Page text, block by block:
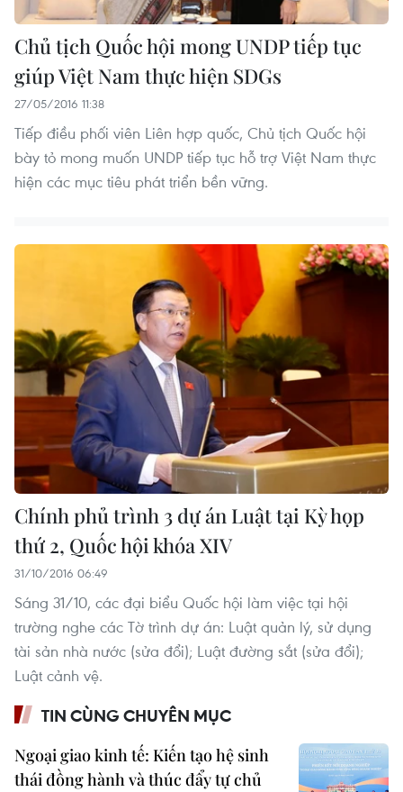
Chủ tịch Quốc hội mong UNDP tiếp tục
giúp Việt Nam thực hiện SDGs
27/05/2016 11:38
Tiếp điều phối viên Liên hợp quốc, Chủ tịch Quốc hội
bày tỏ mong muốn UNDP tiếp tục hỗ trợ Việt Nam thực
hiện các mục tiêu phát triển bền vững.
Chính phủ trình 3 dự án Luật tại Kỳ họp
thứ 2, Quốc hội khóa XIV
31/10/2016 06:49
Sáng 31/10, các đại biểu Quốc hội làm việc tại hội
trường nghe các Tờ trình dự án: Luật quản lý, sử dụng
tài sản nhà nước (sửa đổi); Luật đường sắt (sửa đổi);
Luật cảnh vệ.
TIN CÙNG CHUYÊN MỤC
Ngoại giao kinh tế: Kiến tạo hệ sinh
thái đồng hành và thúc đẩy tự chủ